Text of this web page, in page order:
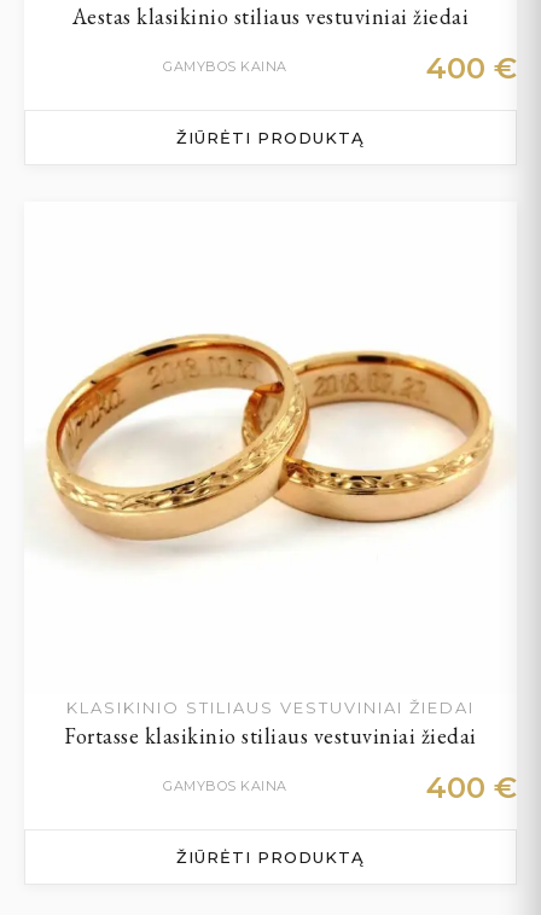
Aestas klasikinio stiliaus vestuviniai žiedai
GAMYBOS KAINA 400 €
ŽIŪRĖTI PRODUKTĄ
KLASIKINIO STILIAUS VESTUVINIAI ŽIEDAI
Fortasse klasikinio stiliaus vestuviniai žiedai
GAMYBOS KAINA 400 €
ŽIŪRĖTI PRODUKTĄ